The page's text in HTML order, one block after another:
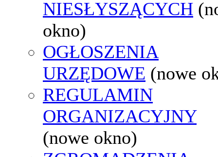
NIESŁYSZĄCYCH
okno)
OGŁOSZENIA
URZĘDOWE (nowe
REGULAMIN
ORGANIZACYJNY
(nowe okno)